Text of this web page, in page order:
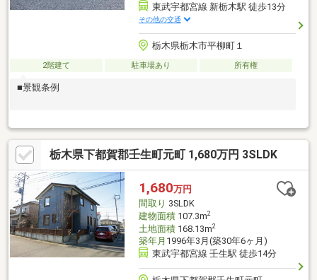
東武宇都宮線 新栃木駅 徒歩13分
その他の交通
栃木県栃木市平柳町１
2階建て 駐車場あり 所有権
■景観条例
栃木県下都賀郡壬生町元町 1,680万円 3SLDK
1,680万円
間取り 3SLDK
建物面積107.3m2
土地面積168.13m2
築年月 1996年3月(築30年6ヶ月)
東武宇都宮線 壬生駅 徒歩14分